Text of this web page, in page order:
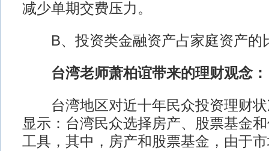
减少单期交费压力。
B、投资类金融资产占家庭资产的
台湾老师萧柏谊带来的理财观念：
台湾地区对近十年民众投资理财状
显示：台湾民众选择房产、股票基金
工具，其中，房产和股票基金，由于